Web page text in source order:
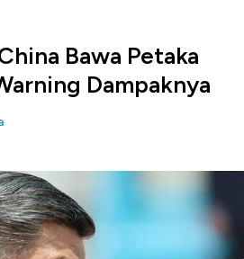
Bawa Petaka
Dampaknya